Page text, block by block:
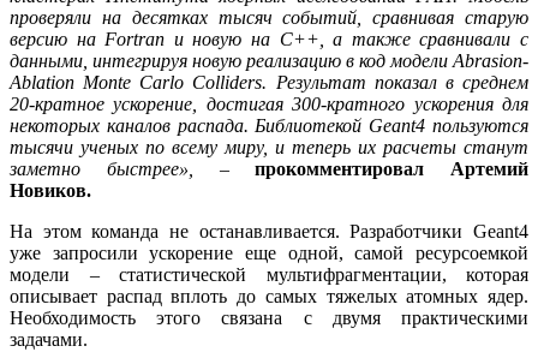
проверяли на десятках тысяч событий, сравнивая старую
версию на Fortran и новую на C++, а также сравнивали с
данными, интегрируя новую реализацию в код модели Abrasion-
Ablation Monte Carlo Colliders. Результат показал в среднем
20-кратное ускорение, достигая 300-кратного ускорения для
некоторых каналов распада. Библиотекой Geant4 пользуются
тысячи ученых по всему миру, и теперь их расчеты станут
заметно быстрее», –прокомментировал Артемий
Новиков.
На этом команда не останавливается. Разработчики Geant4
уже запросили ускорение еще одной, самой ресурсоемкой
модели – статистической мультифрагментации, которая
описывает распад вплоть до самых тяжелых атомных ядер.
Необходимость этого связана с двумя практическими
задачами.